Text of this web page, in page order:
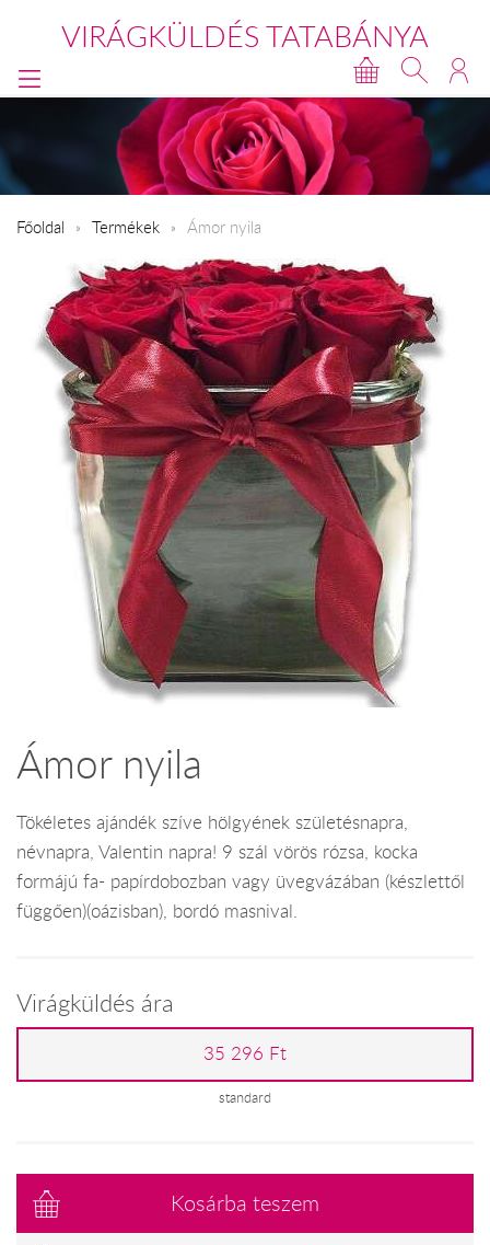
VIRÁGKÜLDÉS TATABÁNYA
Főoldal Termékek Ámor nyila
Ámor nyila
Tökéletes ajándék szíve hölgyének születésnapra,
névnapra, Valentin napra! 9 szál vörös rózsa, kocka
formájú fa- papírdobozban vagy üvegvázában (készlettől
függően)(oázisban), bordó masnival.
Virágküldés ára
35 296 Ft
standard
Kosárba teszem